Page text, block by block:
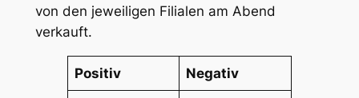
von den jeweiligen Filialen am Abend
verkauft.
Positiv Negativ